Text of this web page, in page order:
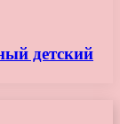
детский